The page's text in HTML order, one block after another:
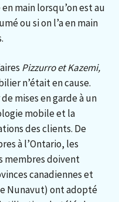
main lorsqu’on est au
ou si on l’a en main
Pizzurro etKazemi,
n’était en cause.
mises en garde à un
mobile et la
des clients. De
à l’Ontario, les
membres doivent
canadiennes et
Nunavut) ont adopté